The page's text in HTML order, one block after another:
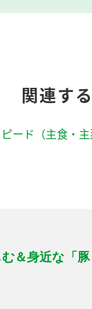
関連す
ード（主食・主
＆身近な「豚